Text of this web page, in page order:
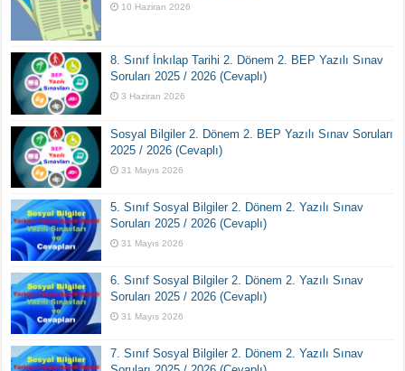
10 Haziran 2026
8. Sınıf İnkılap Tarihi 2. Dönem 2. BEP Yazılı Sınav
Soruları 2025 / 2026 (Cevaplı)
3 Haziran 2026
Sosyal Bilgiler 2. Dönem 2. BEP Yazılı Sınav Soruları
2025 / 2026 (Cevaplı)
31 Mayıs 2026
5. Sınıf Sosyal Bilgiler 2. Dönem 2. Yazılı Sınav
Soruları 2025 / 2026 (Cevaplı)
31 Mayıs 2026
6. Sınıf Sosyal Bilgiler 2. Dönem 2. Yazılı Sınav
Soruları 2025 / 2026 (Cevaplı)
31 Mayıs 2026
7. Sınıf Sosyal Bilgiler 2. Dönem 2. Yazılı Sınav